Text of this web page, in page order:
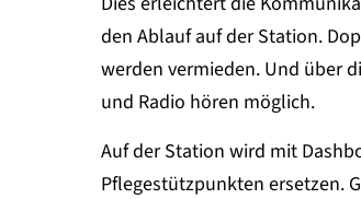
den Ablauf auf der Station.
werden vermieden. Und über
und Radio hören möglich.
Auf der Station wird mit
Pflegestützpunkten ersetzen.